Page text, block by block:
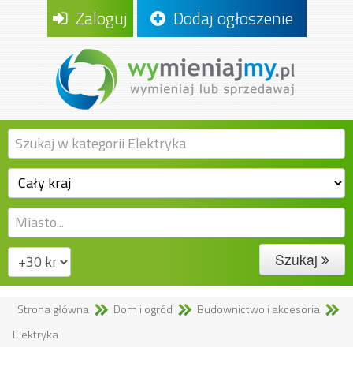
Zaloguj Dodaj ogłoszenie
Szukaj
Strona główna Dom i ogród
Budownictwo i akcesoria
Elektryka